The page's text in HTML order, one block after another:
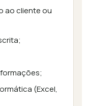
ao cliente ou
(Excel,